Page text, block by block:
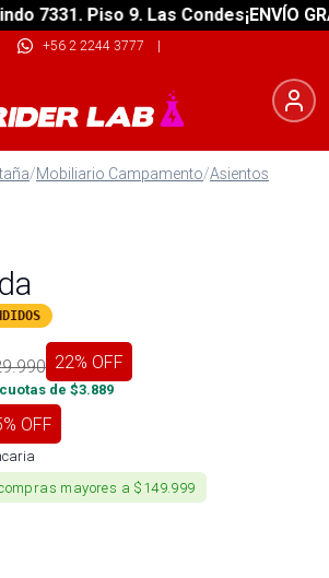
7331. Piso 9. Las Condes¡ENVÍO
+56 2 2244 3777 |
/Mobiliario Campamento/Asientos
22% OFF
cuotas de $3.889
% OFF
mayores a $149.999